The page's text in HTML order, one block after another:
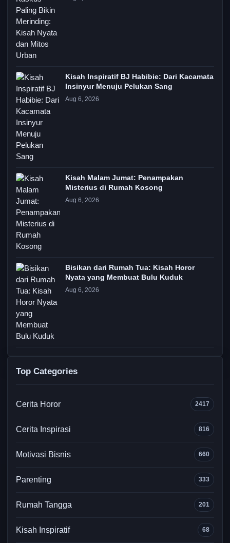
Kisah Inspiratif BJ Habibie: Dari Kacamata
Insinyur Menuju Pelukan Sang
Aug 6, 2026
Kisah Malam Jumat: Penampakan
Misterius di Rumah Kosong
Aug 6, 2026
Bisikan dari Rumah Tua: Kisah Horor
Nyata yang Membuat Bulu Kuduk
Aug 6, 2026
Top Categories
Cerita Horor 2417
Cerita Inspirasi 816
Motivasi Bisnis 660
Parenting 333
Rumah Tangga 201
Kisah Inspiratif 68